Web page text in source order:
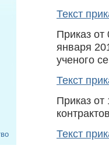
Текст
Приказ
января
ученого
Текст
Приказ
Текст